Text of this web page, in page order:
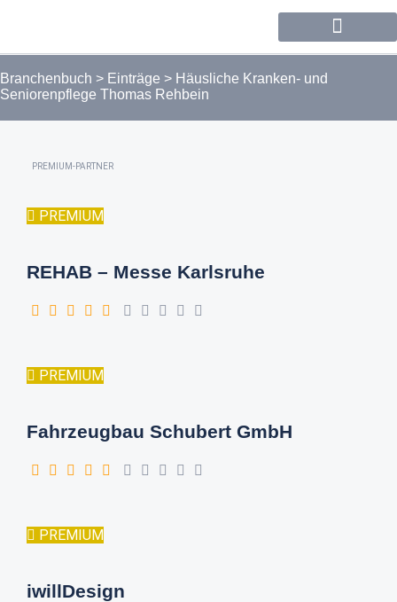
Branchenbuch > Einträge > Häusliche Kranken- und
Seniorenpflege Thomas Rehbein
PREMIUM-PARTNER
PREMIUM
REHAB – Messe Karlsruhe
PREMIUM
Fahrzeugbau Schubert GmbH
PREMIUM
iwillDesign